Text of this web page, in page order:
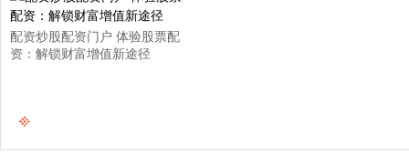
配资炒股配资门户 体验股票配
资：解锁财富增值新途径